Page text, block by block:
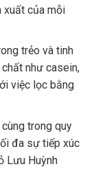
xuất của mỗi
trẻo và tinh
như casein,
việc lọc bằng
trong quy
đa sự tiếp xúc
Lưu Huỳnh